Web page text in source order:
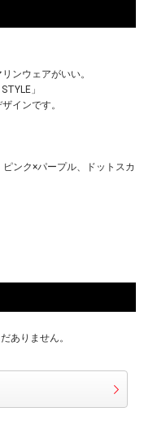
ンウェアがいい。
」
インです。
ンク×パープル、ドットスカ
ありません。